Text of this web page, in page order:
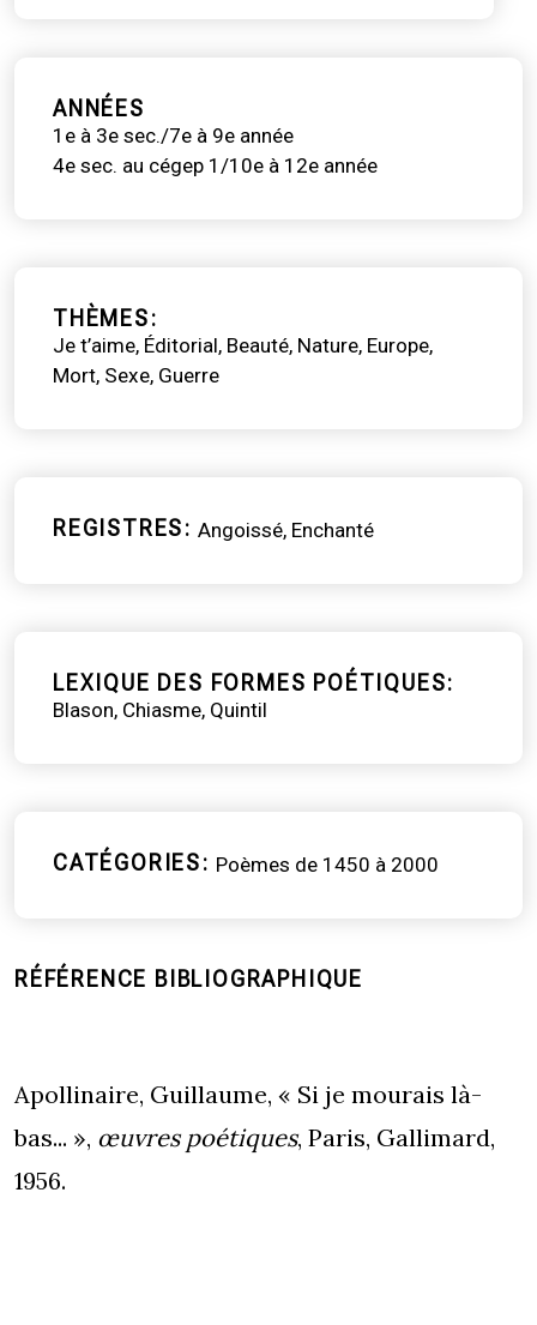
ANNÉES
1e à 3e sec./7e à 9e année
4e sec. au cégep 1/10e à 12e année
THÈMES
Je t’aime Éditorial Beauté Nature Europe
Mort Sexe Guerre
REGISTRES Angoissé Enchanté
LEXIQUE DES FORMES POÉTIQUES
Blason Chiasme Quintil
CATÉGORIES Poèmes de 1450 à 2000
RÉFÉRENCE BIBLIOGRAPHIQUE
Apollinaire, Guillaume, « Si je mourais là-
bas... », œuvres poétiques, Paris, Gallimard,
1956.